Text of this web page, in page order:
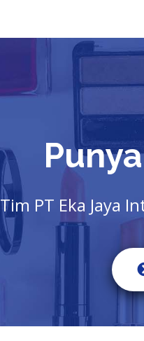
Tim PT Eka Jaya